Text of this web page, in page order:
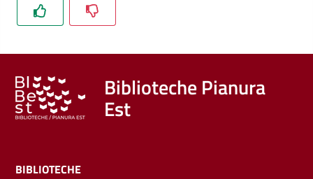
libri
film
Calendario
Biblioteche Pianura
Est
BIBLIOTECHE